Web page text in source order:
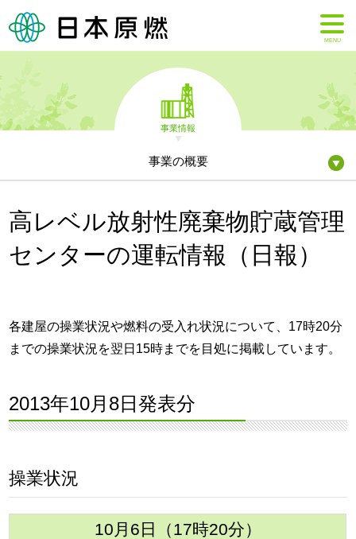
MENU
事業情報
事業の概要
高レベル放射性廃棄物貯蔵管理
センターの運転情報（日報）
各建屋の操業状況や燃料の受入れ状況について、17時20分
までの操業状況を翌日15時までを目処に掲載しています。
2013年10月8日発表分
操業状況
10月6日（17時20分）